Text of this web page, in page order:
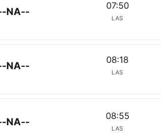
07:50
LAS
--NA--
08:18
LAS
--NA--
08:55
LAS
--NA--